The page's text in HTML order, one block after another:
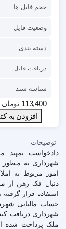
حجم فایل ها
وضعیت فایل
دسته بندی
دریافت فایل
شناسه سند
113,400 تومان
افزودن به
توضیحات
دادخواست تمهید
شهرداری به
امور مربوط به
دنبال فک رهن از
استفاده قرار گرفته
حساب مالیاتی
شهرداری دریافت
ملک پرداخت شده